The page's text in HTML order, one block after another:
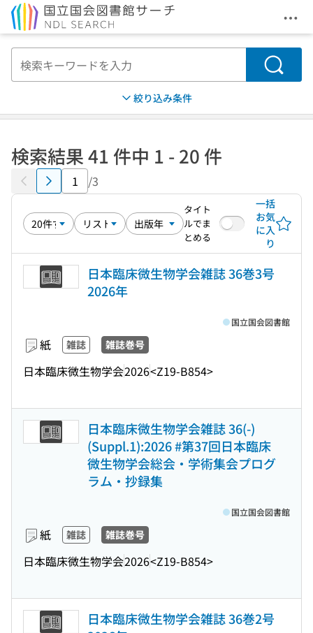
メ
検索
絞り込み条件
検索結果 41 件中 1 - 20 件
/3
タイト
ルでま
とめる
一括
お気
に入
り
日本臨床微生物学会雑誌 36巻3号
2026年
紙 雑誌 雑誌巻号
日本臨床微生物学会2026<Z19-B854>
国立国会図書館
日本臨床微生物学会雑誌 36(-)
(Suppl.1):2026 #第37回日本臨床
微生物学会総会・学術集会プログ
ラム・抄録集
紙 雑誌 雑誌巻号
日本臨床微生物学会2026<Z19-B854>
国立国会図書館
日本臨床微生物学会雑誌 36巻2号